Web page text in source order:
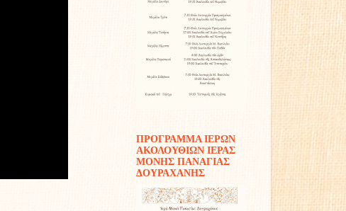
ΠΡΟΓΡΑΜΜΑ ΙΕΡΩΝ
ΑΚΟΛΟΥΘΙΩΝ ΙΕΡΑΣ
ΜΟΝΗΣ ΠΑΝΑΓΙΑΣ
ΔΟΥΡΑΧΑΝΗΣ